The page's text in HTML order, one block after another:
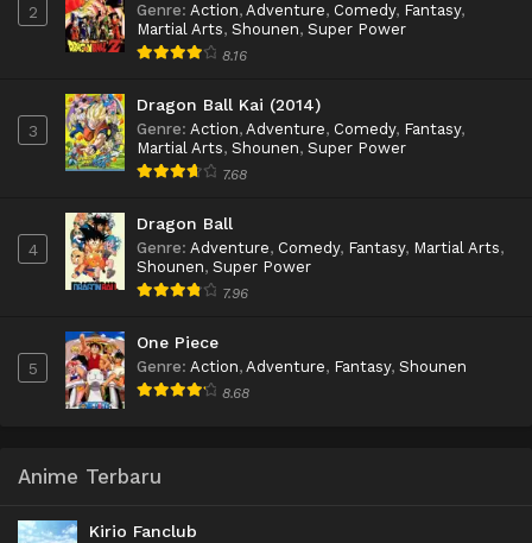
2 Genre: Action, Adventure, Comedy, Fantasy,
Martial Arts, Shounen, Super Power
8.16
3
Dragon Ball Kai (2014)
Genre: Action, Adventure, Comedy, Fantasy,
Martial Arts, Shounen, Super Power
7.68
4
Dragon Ball
Genre: Adventure, Comedy, Fantasy, Martial Arts,
Shounen, Super Power
7.96
5
One Piece
Genre: Action, Adventure, Fantasy, Shounen
8.68
Anime Terbaru
Kirio Fanclub